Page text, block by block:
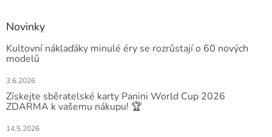
Novinky
Kultovní náklaďáky minulé éry se rozrůstají o 60 nových
modelů
3.6.2026
Získejte sběratelské karty Panini World Cup 2026
ZDARMA k vašemu nákupu! 🏆
14.5.2026